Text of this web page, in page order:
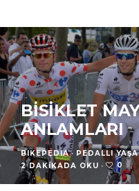
BISIKLET
ANLAMLARI
BIKEPEDIA · PEDALLI
2 DAKIKADA OKU · 0